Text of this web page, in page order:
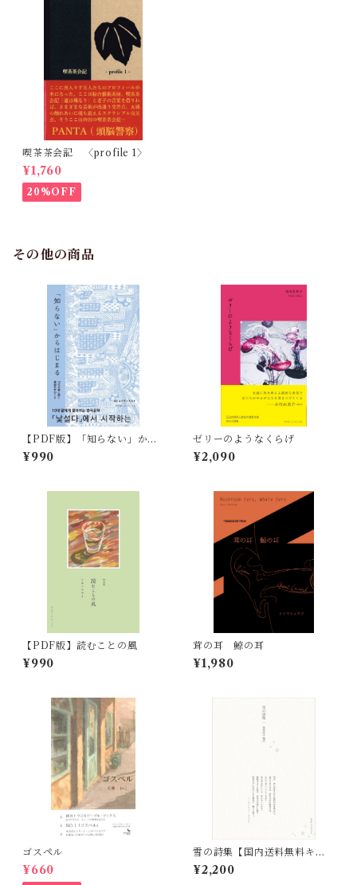
喫茶茶会記 〈profile 1〉
¥1,760
20%OFF
その他の商品
【PDF版】「知らない」から
はじまる 10代の娘に聞く韓
国文学のこと
¥990
ゼリーのようなくらげ
¥2,090
【PDF版】読むことの風
¥990
茸の耳 鯨の耳
¥1,980
ゴスペル
¥660
雪の詩集【国内送料無料キャ
ンペーン実施中！】
¥2,200